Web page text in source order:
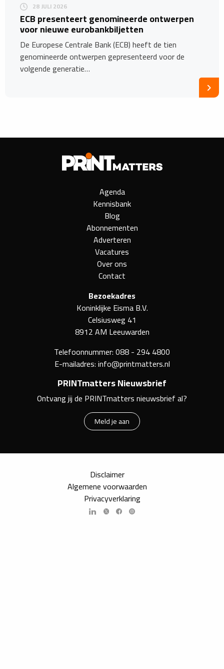
28 JULI 2026
ECB presenteert genomineerde ontwerpen
voor nieuwe eurobankbiljetten
De Europese Centrale Bank (ECB) heeft de tien
genomineerde ontwerpen gepresenteerd voor de
volgende generatie…
Agenda
Kennisbank
Blog
Abonnementen
Adverteren
Vacatures
Over ons
Contact
Bezoekadres
Koninklijke Eisma B.V.
Celsiusweg 41
8912 AM Leeuwarden
Telefoonnummer:088 - 294 4800
E-mailadres:info@printmatters.nl
PRINTmatters Nieuwsbrief
Ontvang jij de PRINTmatters nieuwsbrief al?
Meld je aan
Disclaimer
Algemene voorwaarden
Privacyverklaring